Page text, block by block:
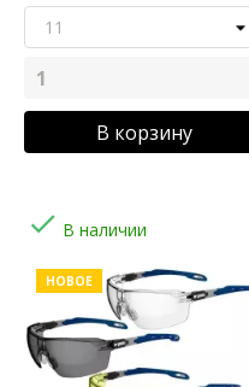
В корзину
 В наличии
НОВОЕ